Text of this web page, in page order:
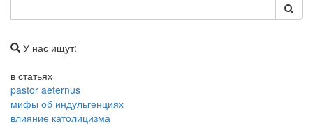
У нас ищут:
в статьях
pastor aeternus
мифы об индульгенциях
влияние католицизма